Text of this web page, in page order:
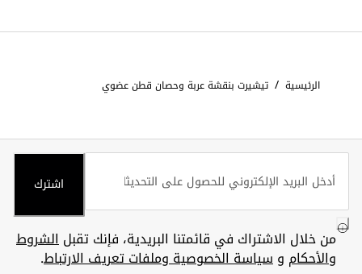
الرئيسية / تيشيرت بنقشة عربة وحصان قطن عضوي
اشترك
من خلال الاشتراك في قائمتنا البريدية، فإنك تقبلالشروط
والأحكام وسياسة الخصوصية وملفات تعريف الارتباط.